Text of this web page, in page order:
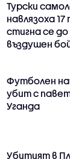
Турски
навлязоха 17
стигна се
въздушен
Футболен
убит с
Уганда
Убитият в